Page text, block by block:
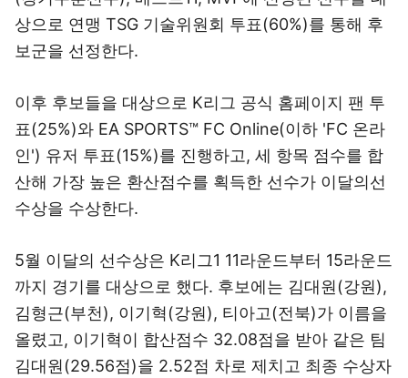
상으로 연맹 TSG 기술위원회 투표(60%)를 통해 후
보군을 선정한다.
이후 후보들을 대상으로 K리그 공식 홈페이지 팬 투
표(25%)와 EA SPORTS™ FC Online(이하 'FC 온라
인') 유저 투표(15%)를 진행하고, 세 항목 점수를 합
산해 가장 높은 환산점수를 획득한 선수가 이달의선
수상을 수상한다.
5월 이달의 선수상은 K리그1 11라운드부터 15라운드
까지 경기를 대상으로 했다. 후보에는 김대원(강원),
김형근(부천), 이기혁(강원), 티아고(전북)가 이름을
올렸고, 이기혁이 합산점수 32.08점을 받아 같은 팀
김대원(29.56점)을 2.52점 차로 제치고 최종 수상자